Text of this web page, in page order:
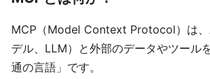
MCP（Model Context Protocol）は、
デル、LLM）と外部のデータやツール
通の言語」です。